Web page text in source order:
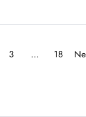
3 … 18